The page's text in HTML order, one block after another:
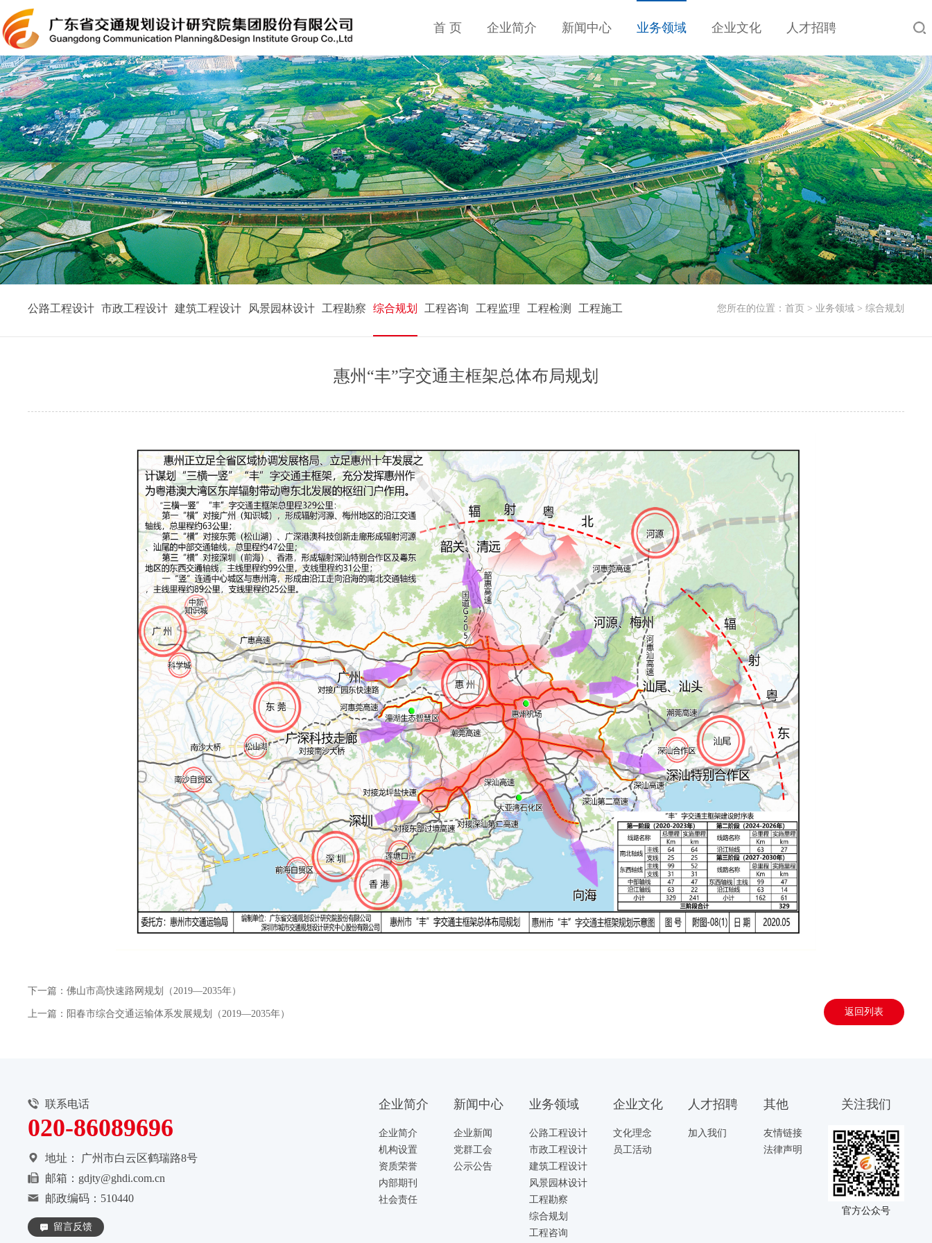
首 页 企业简介 新闻中心 业务领域 企业文化 人才招聘
您所在的位置： 首页 > 业务领域> 综合规划
公路工程设计 市政工程设计 建筑工程设计 风景园林设计 工程勘察 综合规划 工程咨询 工程监理 工程检测 工程施工
惠州“丰”字交通主框架总体布局规划
返回列表
下一篇：佛山市高快速路网规划（2019—2035年）
上一篇：阳春市综合交通运输体系发展规划（2019—2035年）
联系电话
020-86089696
地址： 广州市白云区鹤瑞路8号
邮箱：gdjty@ghdi.com.cn
邮政编码：510440
留言反馈
企业简介
企业简介
机构设置
资质荣誉
内部期刊
社会责任
新闻中心
企业新闻
党群工会
公示公告
业务领域
公路工程设计
市政工程设计
建筑工程设计
风景园林设计
工程勘察
综合规划
工程咨询
企业文化
文化理念
员工活动
人才招聘
加入我们
其他
友情链接
法律声明
关注我们
官方公众号